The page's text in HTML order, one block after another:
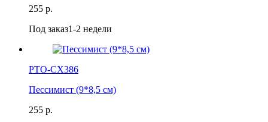
255 р.
Под заказ1-2 недели
РТО-СХ386
Пессимист (9*8,5 см)
255 р.